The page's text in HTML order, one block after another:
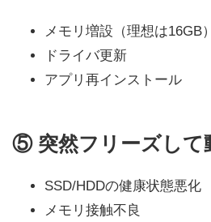
メモリ増設（理想は16GB）
ドライバ更新
アプリ再インストール
⑤ 突然フリーズして
SSD/HDDの健康状態悪化
メモリ接触不良